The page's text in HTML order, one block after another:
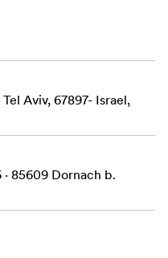
transport
som t.ex:
AG-AC30
Aviv, 67897- Israel,
85609 Dornach b.